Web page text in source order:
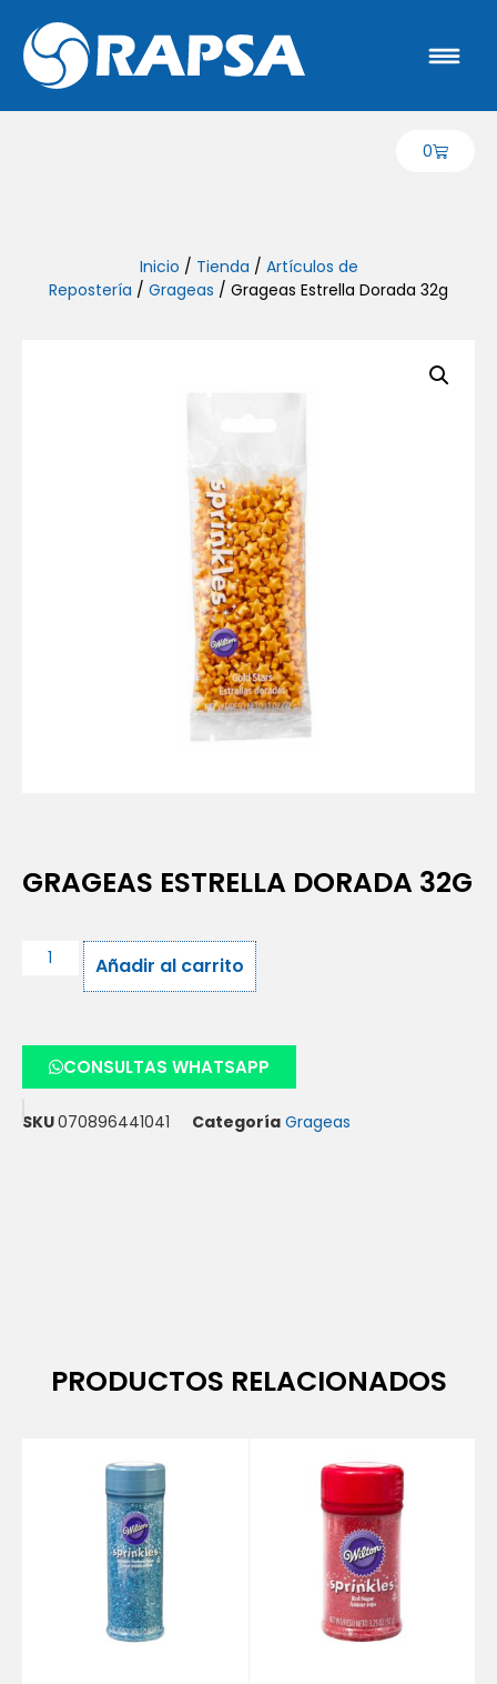
0
Inicio / Tienda / Artículos de
Repostería / Grageas / Grageas Estrella Dorada 32g
GRAGEAS ESTRELLA DORADA 32G
Añadir al carrito
CONSULTAS WHATSAPP
SKU070896441041 Categoría Grageas
PRODUCTOS RELACIONADOS